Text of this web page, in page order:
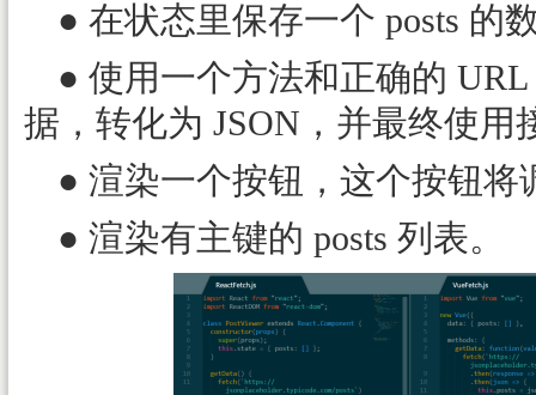
● 在状态里保存一个 posts 的
● 使用一个方法和正确的
据，转化为 JSON，并最终使用
● 渲染一个按钮，这个按钮将
● 渲染有主键的 posts 列表。